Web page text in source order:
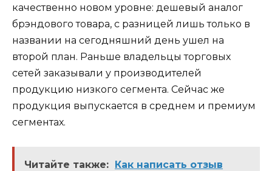
качественно новом уровне: дешевый аналог
брэндового товара, с разницей лишь только в
названии на сегодняшний день ушел на
второй план. Раньше владельцы торговых
сетей заказывали у производителей
продукцию низкого сегмента. Сейчас же
продукция выпускается в среднем и премиум
сегментах.
Читайте также:
Как написать отзыв